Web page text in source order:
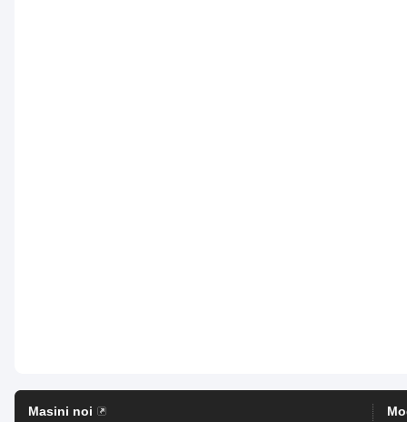
Masini noi